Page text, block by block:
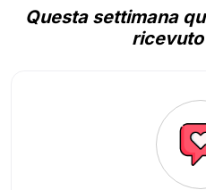
Questa settimana